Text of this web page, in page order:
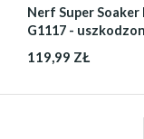
Nerf Super
G1117 -
119,99 ZŁ